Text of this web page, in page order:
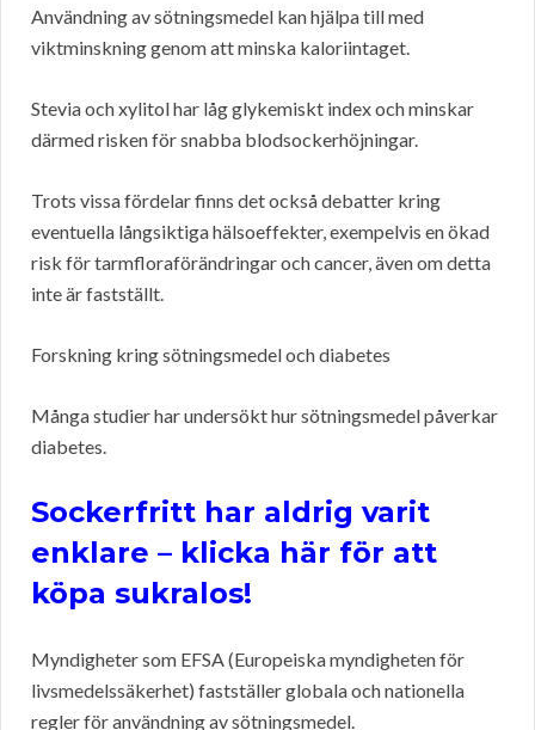
Användning av sötningsmedel kan hjälpa till med
viktminskning genom att minska kaloriintaget.
Stevia och xylitol har låg glykemiskt index och minskar
därmed risken för snabba blodsockerhöjningar.
Trots vissa fördelar finns det också debatter kring
eventuella långsiktiga hälsoeffekter, exempelvis en ökad
risk för tarmfloraförändringar och cancer, även om detta
inte är fastställt.
Forskning kring sötningsmedel och diabetes
Många studier har undersökt hur sötningsmedel påverkar
diabetes.
Sockerfritt har aldrig varit
enklare – klicka här för att
köpa sukralos!
Myndigheter som EFSA (Europeiska myndigheten för
livsmedelssäkerhet) fastställer globala och nationella
regler för användning av sötningsmedel.